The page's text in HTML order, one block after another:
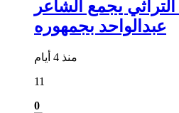
يجمع الشاعر
عبدالواحد بجمهوره
منذ 4 أيام
11
0